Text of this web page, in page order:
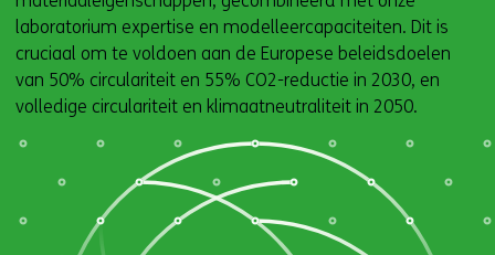
laboratorium expertise en modelleercapaciteiten. Dit is
cruciaal om te voldoen aan de Europese beleidsdoelen
van 50% circulariteit en 55% CO2-reductie in 2030, en
volledige circulariteit en klimaatneutraliteit in 2050.